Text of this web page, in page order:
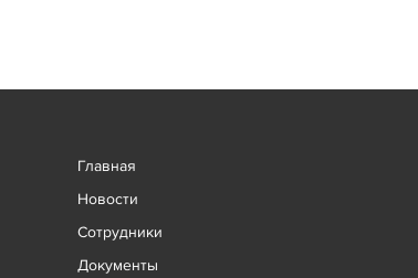
Главная
Новости
Сотрудники
Документы